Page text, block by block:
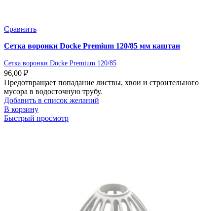
Сравнить
Сетка воронки Docke Premium 120/85 мм каштан
Сетка воронки Docke Premium 120/85
96,00 ₽
Предотвращает попадание листвы, хвои и строительного
мусора в водосточную трубу.
Добавить в список желаний
В корзину
Быстрый просмотр